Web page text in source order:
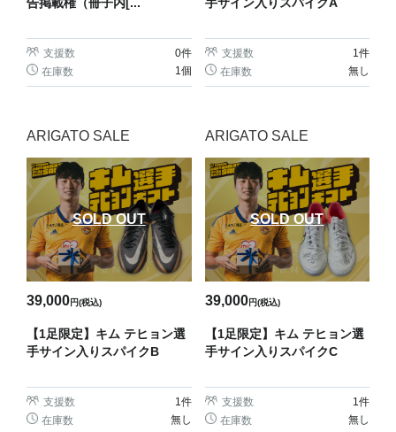
支援数 0件
在庫数
1個
支援数 1件
在庫数
無し
ARIGATO SALE
SOLD OUT
39,000円(税込)
【1足限定】キム テヒョン選
手サイン入りスパイクB
支援数 1 件
在庫数
無し
ARIGATO SALE
SOLD OUT
39,000円(税込)
【1足限定】キム テヒョン選
手サイン入りスパイクC
支援数 1 件
在庫数
無し